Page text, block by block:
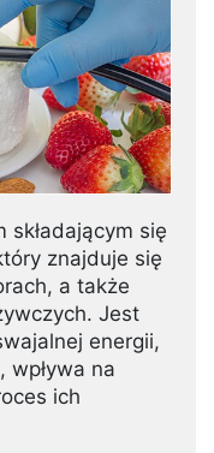
się
znajduje się
a także
Jest
energii,
wpływa na
ich